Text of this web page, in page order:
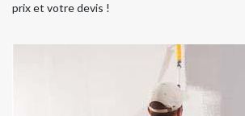
prix et votre devis !